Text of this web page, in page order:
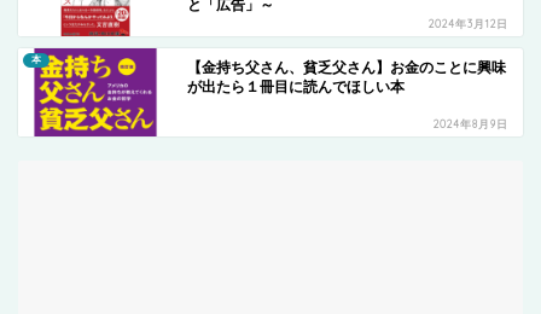
と「広告」～
2024年3月12日
本
【金持ち父さん、貧乏父さん】お金のことに興味
が出たら１冊目に読んでほしい本
2024年8月9日